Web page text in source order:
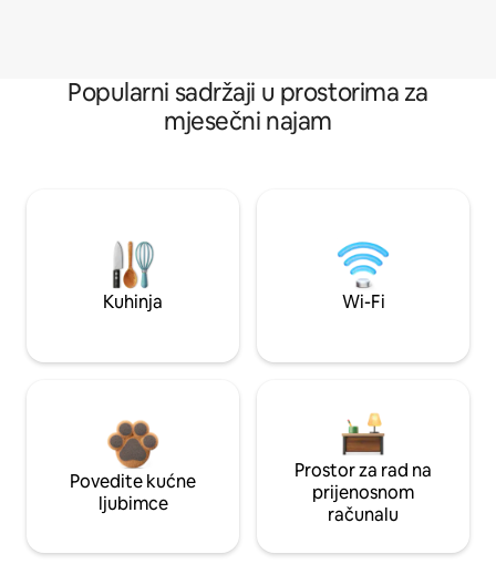
Popularni sadržaji u prostorima za
mjesečni najam
Kuhinja Wi-Fi
Povedite kućne
ljubimce
Prostor za rad na
prijenosnom
računalu